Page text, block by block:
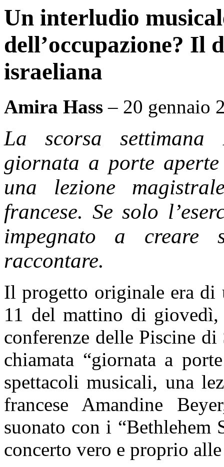
Un interludio
dell’occupazione? Il
israeliana
Amira Hass – 20 gennaio
La scorsa settimana
giornata a porte
una lezione
francese. Se solo
impegnato a creare
raccontare.
Il progetto originale era di
11 del mattino di
conferenze delle Piscine
chiamata “giornata a
spettacoli musicali, una
francese Amandine
suonato con i “Bethlehem
concerto vero e proprio